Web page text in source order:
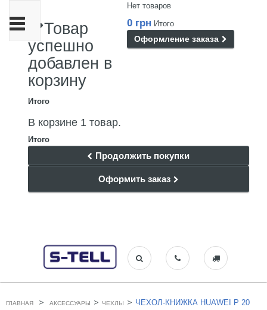
Нет товаров
0 грн Итого
Оформление заказа
Товар
успешно
добавлен в
корзину
Итого
В корзине 1 товар.
Итого
Продолжить покупки
Оформить заказ
Переключить
навигации
ГЛАВНАЯ > АКСЕССУАРЫ > ЧЕХЛЫ > ЧЕХОЛ-КНИЖКА HUAWEI P 20